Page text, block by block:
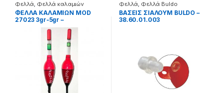
Φελλά Φελλά καλαμιών
Classic
ΦΕΛΛΑ ΚΑΛΑΜΙΩΝ MOD
27023 3gr-5gr –
70.22.30.513
Φελλά Φελλά Buldo
ΒΑΣΕΙΣ ΣΙΑΛΟΥΜ BULDO –
38.60.01.003